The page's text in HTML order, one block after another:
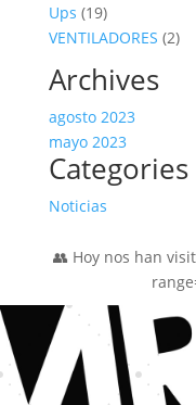
producto
Ups 1919
productos
VENTILADORES 22
Archives
agosto 2023
mayo 2023
Categories
Noticias
👥 Hoy nos han